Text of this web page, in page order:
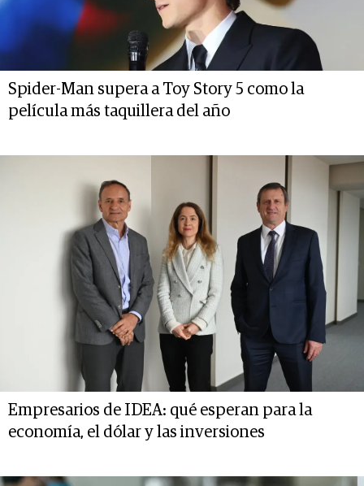
Spider-Man supera a Toy Story 5 como la
película más taquillera del año
Empresarios de IDEA: qué esperan para la
economía, el dólar y las inversiones